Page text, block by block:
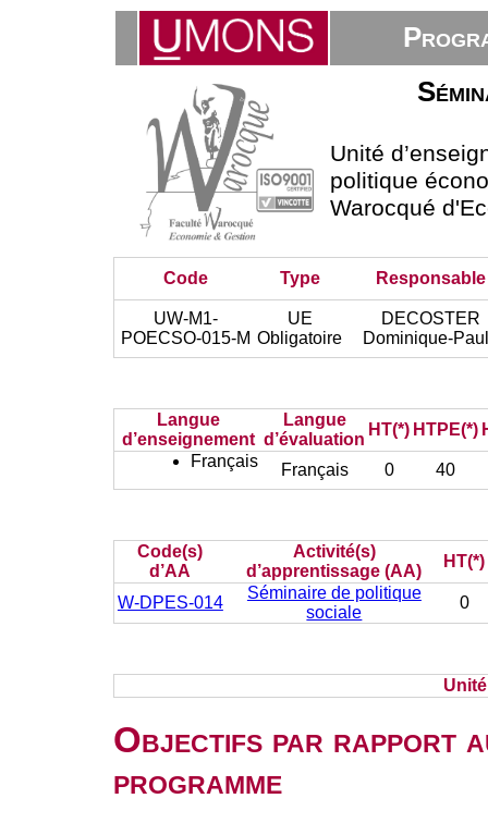
Unité
politique
Warocqué
Code Type Responsable
UW-M1-
POECSO-015-M
UE
Obligatoire
DECOSTER
Dominique-
Langue
d’enseignement
Langue
d’évaluation
HT(*) HTPE(*)
Français
Français 0 40
Code(s)
d’AA
Activité(s)
d’apprentissage (AA)
HT(*)
W-DPES-014
Séminaire de politique
sociale
0
Objectifs par rapport
programme